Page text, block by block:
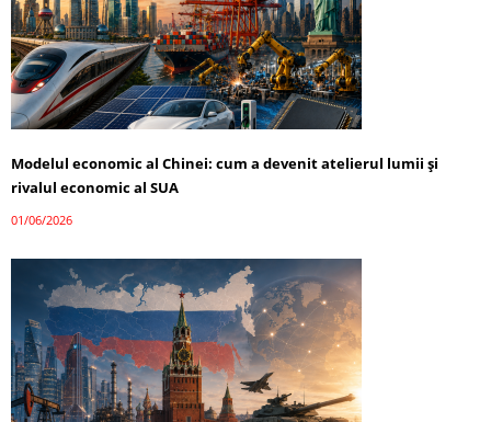
Modelul economic al Chinei: cum a devenit atelierul lumii și
rivalul economic al SUA
01/06/2026